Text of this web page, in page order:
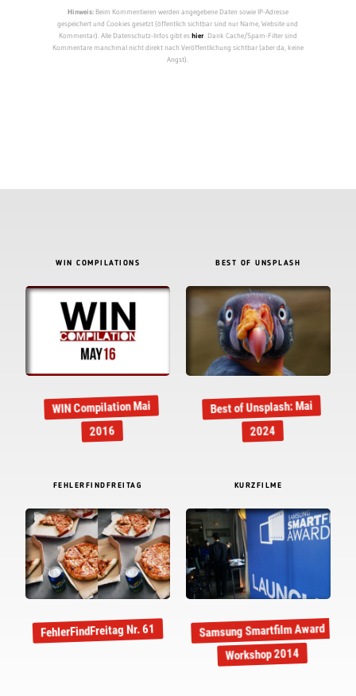
Hinweis:Beim Kommentieren werden angegebene Daten sowie IP-Adresse
gespeichert und Cookies gesetzt (öffentlich sichtbar sind nur Name, Website und
Kommentar). Alle Datenschutz-Infos gibt eshier. Dank Cache/Spam-Filter sind
Kommentare manchmal nicht direkt nach Veröffentlichung sichtbar (aber da, keine
Angst).
WIN COMPILATIONS
WIN Compilation Mai
2016
BEST OF UNSPLASH
Best of Unsplash: Mai
2024
FEHLERFINDFREITAG
FehlerFindFreitag Nr. 61
KURZFILME
Samsung Smartfilm Award
Workshop 2014